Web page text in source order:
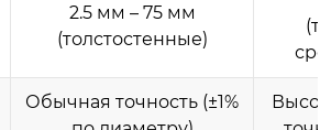
2.5 мм – 75 мм
(толстостенные)
Обычная точность (±1%